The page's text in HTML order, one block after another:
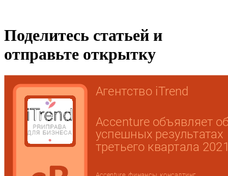
Поделитесь статьей и
отправьте открытку